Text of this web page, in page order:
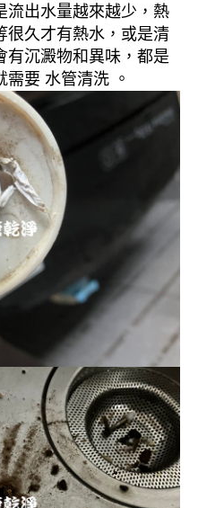
流出水量越來越少，熱
很久才有熱水，或是清
有沉澱物和異味，都是
要 水管清洗 。